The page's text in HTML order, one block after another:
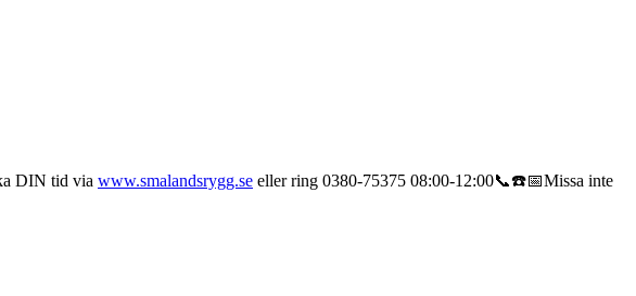
DIN tid via www.smalandsrygg.se eller ring 0380-75375 08:00-12:00📞☎️📅Missa inte